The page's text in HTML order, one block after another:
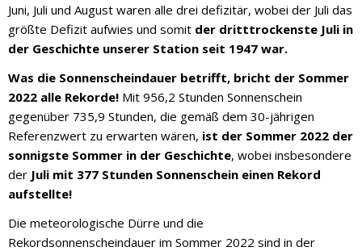
Juni, Juli und August waren alle drei defizitär, wobei der Juli das
größte Defizit aufwies und somit der dritttrockenste Juli in
der Geschichte unserer Station seit 1947 war.
Was die Sonnenscheindauer betrifft, bricht der Sommer
2022 alle Rekorde! Mit 956,2 Stunden Sonnenschein
gegenüber 735,9 Stunden, die gemäß dem 30-jährigen
Referenzwert zu erwarten wären, ist der Sommer 2022 der
sonnigste Sommer in der Geschichte, wobei insbesondere
der Juli mit 377 Stunden Sonnenschein einen Rekord
aufstellte!
Die meteorologische Dürre und die
Rekordsonnenscheindauer im Sommer 2022 sind in der